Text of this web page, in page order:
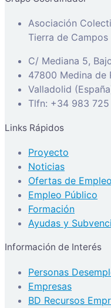
Asociación
Tierra de Campos
C/ Mediana 5,
47800 Medina de
Valladolid
Tlfn: +34 983
Links Rápidos
Proyecto
Noticias
Ofertas de Empleo
Empleo Público
Formación
Ayudas y
Información de Interés
Personas
Empresas
BD Recursos